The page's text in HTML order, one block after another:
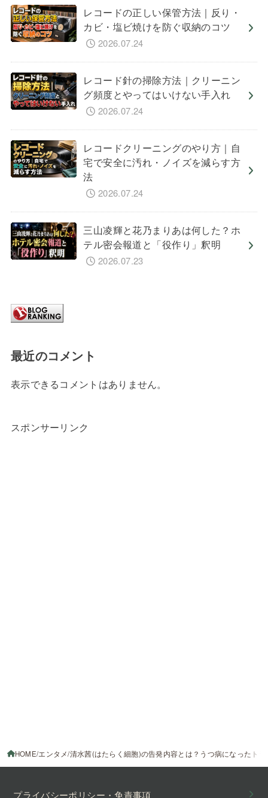
レコードの正しい保管方法｜反り・
カビ・塩ビ焼けを防ぐ収納のコツ
2026.07.24
レコード針の掃除方法｜クリーニン
グ頻度とやってはいけない手入れ
2026.07.24
レコードクリーニングのやり方｜自
宅で安全に汚れ・ノイズを減らす方
法
2026.07.24
三山凌輝と花乃まりあは何した？ホ
テル密会報道と「役作り」釈明
2026.07.23
最近のコメント
表示できるコメントはありません。
スポンサーリンク
HOME エンタメ 清水茜(はたらく細胞)の告発内容とは？うつ病になったト
プライバシーポリシー・免責事項